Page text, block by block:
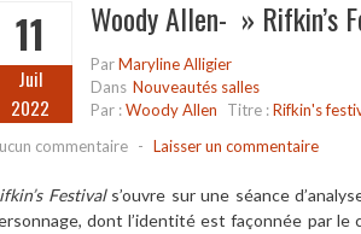
11
Juil
2022
Woody Allen- » Rifkin’s
ParMaryline Alligier
Dans Nouveautés salles
Par :Woody Allen Titre :Rifkin's
commentaire - Laisser un commentaire
Festival s’ouvre sur une séance
dont l’identité est façonnée par le